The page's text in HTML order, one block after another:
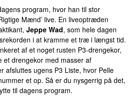
program, hvor han til stor
Mænd’ live. En liveoptræden
Jeppe Wad, som hele dagen
i at kramme et træ i længst tid.
af et noget rusten P3-drengekor,
et drengekor med masser af
afsluttes ugens P3 Liste, hvor Pelle
et op. Så er du nysgerrig på det,
til dagens program.